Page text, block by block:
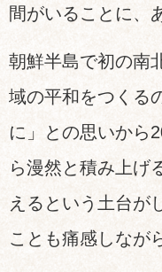
間がいることに、
朝鮮半島で初の南
域の平和をつくる
に」との思いから
ら漫然と積み上げ
えるという土台が
ことも痛感しなが